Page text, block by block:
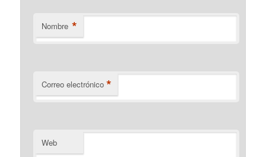
Nombre *
Correo electrónico *
Web